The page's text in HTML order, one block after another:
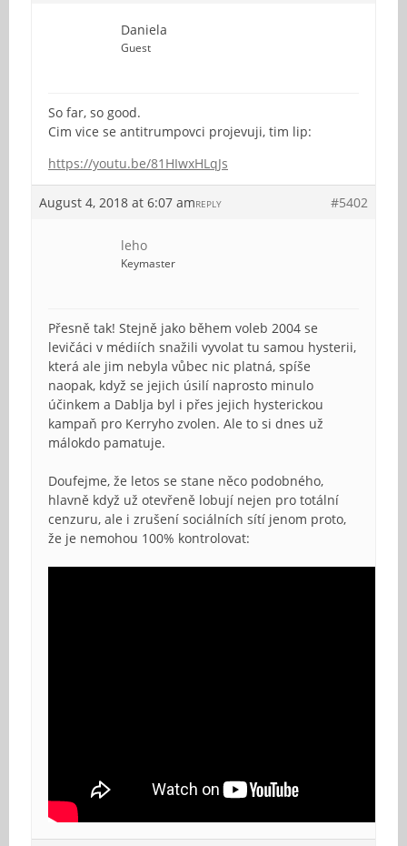
Daniela
Guest
So far, so good.
Cim vice se antitrumpovci projevuji, tim lip:
https://youtu.be/81HIwxHLqJs
August 4, 2018 at 6:07 am #5402
REPLY
leho
Keymaster
Přesně tak! Stejně jako během voleb 2004 se
levičáci v médiích snažili vyvolat tu samou hysterii,
která ale jim nebyla vůbec nic platná, spíše
naopak, když se jejich úsilí naprosto minulo
účinkem a Dablja byl i přes jejich hysterickou
kampaň pro Kerryho zvolen. Ale to si dnes už
málokdo pamatuje.
Doufejme, že letos se stane něco podobného,
hlavně když už otevřeně lobují nejen pro totální
cenzuru, ale i zrušení sociálních sítí jenom proto,
že je nemohou 100% kontrolovat: